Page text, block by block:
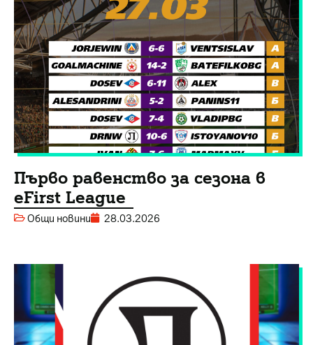
Първо равенство за сезона в
eFirst League
Общи новини 28.03.2026